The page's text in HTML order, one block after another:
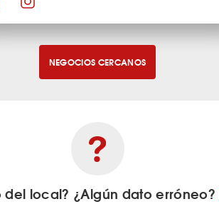
NEGOCIOS CERCANOS
del local? ¿Algún dato erróneo?